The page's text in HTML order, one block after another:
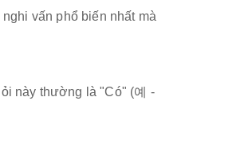
vấn phổ biến nhất mà
này thường là "Có" (예 -